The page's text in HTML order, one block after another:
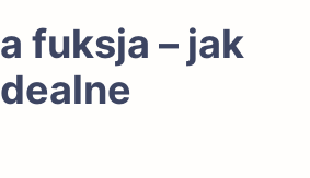
fuksja – jak